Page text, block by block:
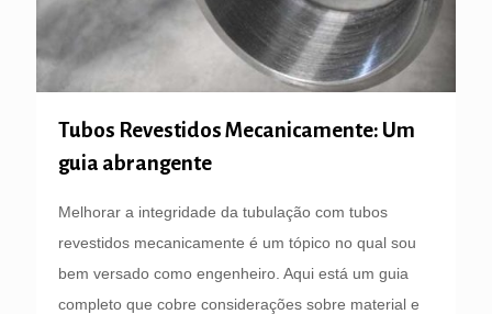
Tubos Revestidos Mecanicamente: Um
guia abrangente
Melhorar a integridade da tubulação com tubos
revestidos mecanicamente é um tópico no qual sou
bem versado como engenheiro. Aqui está um guia
completo que cobre considerações sobre material e